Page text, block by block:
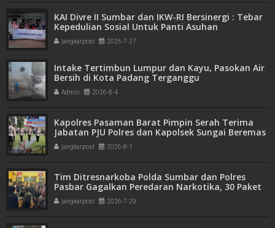
KAI Divre II Sumbar dan IKW-RI Bersinergi : Tebar
Kepedulian Sosial Untuk Panti Asuhan
jangkarpost 2025-7-27
Intake Tertimbun Lumpur dan Kayu, Pasokan Air
Bersih di Kota Padang Terganggu
Admin 2026-8-4
Kapolres Pasaman Barat Pimpin Serah Terima
Jabatan PJU Polres dan Kapolsek Sungai Beremas
jangkarpost 2026-8-1
Tim Ditresnarkoba Polda Sumbar dan Polres
Pasbar Gagalkan Peredaran Narkotika, 30 Paket
Ganja Kering Siap Edar Disita
jangkarpost 2026-7-29